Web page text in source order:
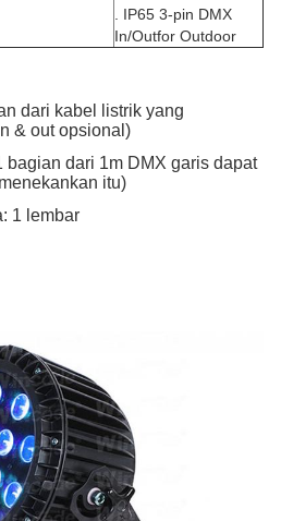
. IP65 3-pin DMX
In/Outfor Outdoor
dari kabel listrik yang
& out opsional)
bagian dari 1m DMX garis dapat
itu)
1 lembar